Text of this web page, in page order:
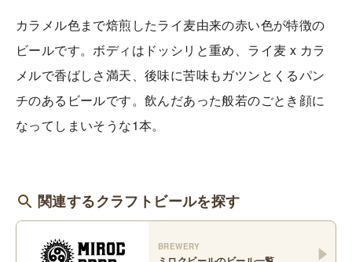
カラメル色まで焙煎したライ麦由来の赤い色が特徴の
ビールです。ボディはドッシリと重め、ライ麦 x カラ
メルで香ばしさ満天、後味に苦味もガツンとくるパン
チのあるビールです。飲んだあった般若のごとき顔に
なってしまいそうな1本。
関連するクラフトビールを探す
BREWERY